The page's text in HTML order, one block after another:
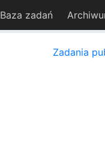
Baza zadań
Zadania